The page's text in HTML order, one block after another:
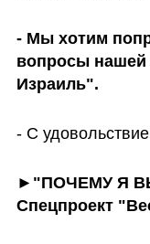
- Мы хотим
вопросы
Израиль".
- С
►"ПОЧЕМУ Я
Спецпроект